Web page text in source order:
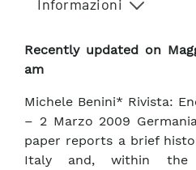
Informazioni
Recently updated on
am
Michele Benini* Rivista:
– 2 Marzo 2009
paper reports a brief
Italy and, within the